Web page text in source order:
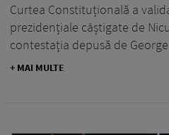
Curtea Constituțională a
prezidențiale câștigate de
contestația depusă de
+ MAI MULTE